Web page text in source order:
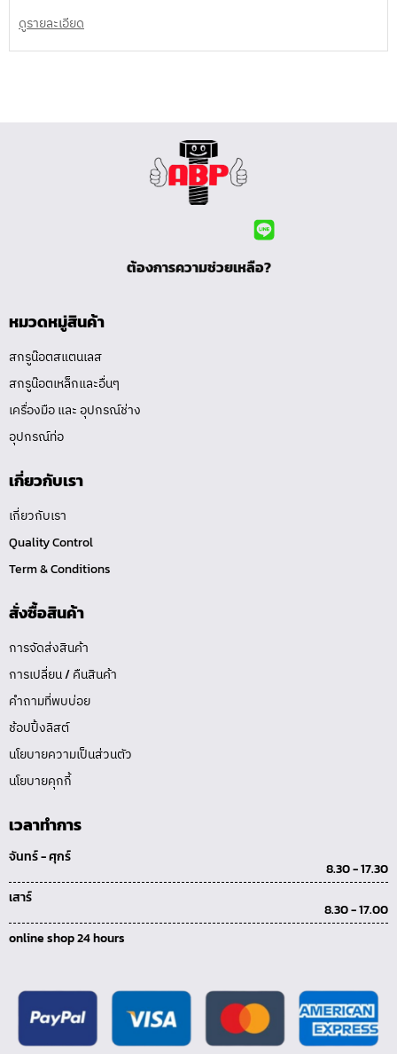
ดูรายละเอียด
ต้องการความช่วยเหลือ?
หมวดหมู่สินค้า
สกรูน๊อตสแตนเลส
สกรูน๊อตเหล็กและอื่นๆ
เครื่องมือ และ อุปกรณ์ช่าง
อุปกรณ์ท่อ
เกี่ยวกับเรา
เกี่ยวกับเรา
Quality Control
Term & Conditions
สั่งซื้อสินค้า
การจัดส่งสินค้า
การเปลี่ยน / คืนสินค้า
คำถามที่พบบ่อย
ช้อปปิ้งลิสต์
นโยบายความเป็นส่วนตัว
นโยบายคุกกี้
เวลาทำการ
จันทร์ - ศุกร์
8.30 - 17.30
เสาร์
8.30 - 17.00
online shop 24 hours